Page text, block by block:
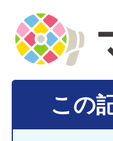
この